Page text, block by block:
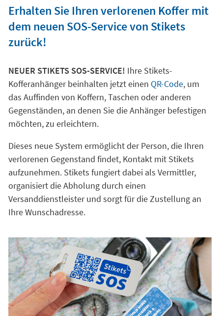
Erhalten Sie Ihren verlorenen Koffer mit
dem neuen SOS-Service von Stikets
zurück!
NEUER STIKETS SOS-SERVICE! Ihre Stikets-
Kofferanhänger beinhalten jetzt einen QR-Code, um
das Auffinden von Koffern, Taschen oder anderen
Gegenständen, an denen Sie die Anhänger befestigen
möchten, zu erleichtern.
Dieses neue System ermöglicht der Person, die Ihren
verlorenen Gegenstand findet, Kontakt mit Stikets
aufzunehmen. Stikets fungiert dabei als Vermittler,
organisiert die Abholung durch einen
Versanddienstleister und sorgt für die Zustellung an
Ihre Wunschadresse.